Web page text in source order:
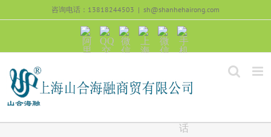
咨询电话：13818244503 | sh@shanhehairong.com
阿
里
通
QQ
交
微
信
shanhehairong
上
海
融
微
微
信
手
机
接
拨
话